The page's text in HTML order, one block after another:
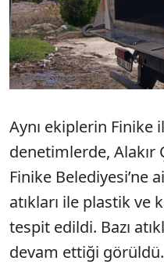
Aynı ekiplerin Finike
denetimlerde, Alakır
Finike Belediyesi’ne
atıkları ile plastik ve
tespit edildi. Bazı
devam ettiği